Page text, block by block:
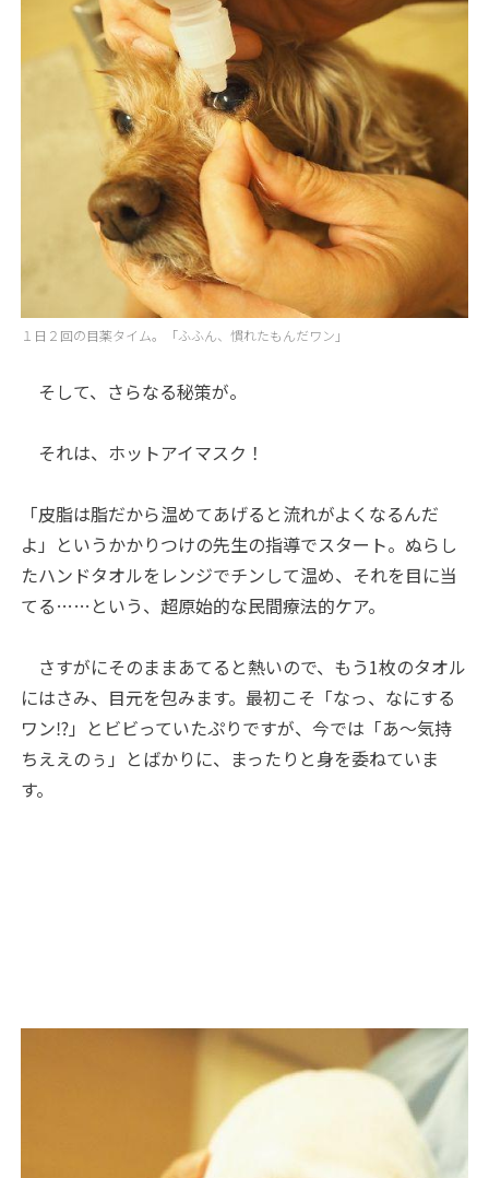
１日２回の目薬タイム。「ふふん、慣れたもんだワン」
そして、さらなる秘策が。
それは、ホットアイマスク！
「皮脂は脂だから温めてあげると流れがよくなるんだ
よ」というかかりつけの先生の指導でスタート。ぬらし
たハンドタオルをレンジでチンして温め、それを目に当
てる……という、超原始的な民間療法的ケア。
さすがにそのままあてると熱いので、もう1枚のタオル
にはさみ、目元を包みます。最初こそ「なっ、なにする
ワン⁉︎」とビビっていたぷりですが、今では「あ～気持
ちええのぅ」とばかりに、まったりと身を委ねていま
す。